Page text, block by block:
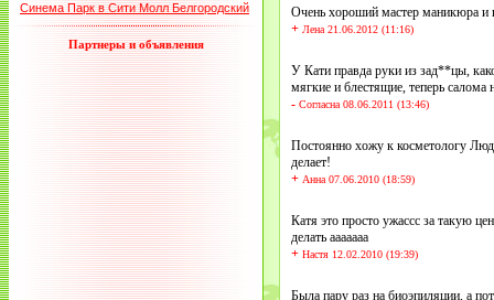
Синема Парк в Сити Молл Белгородский
Партнеры и объявления
Очень хороший мастер маникюра и
+ Лена 21.06.2012 (11:16)
У Кати правда руки из зад**цы,
мягкие и блестящие, теперь салома
- Согласна 08.06.2011 (13:46)
Постоянно хожу к косметологу
делает!
+ Анна 07.06.2010 (18:59)
Катя это просто ужассс за такую
делать ааааааа
+ Настя 12.02.2010 (19:39)
Была пару раз на биоэпиляции, а